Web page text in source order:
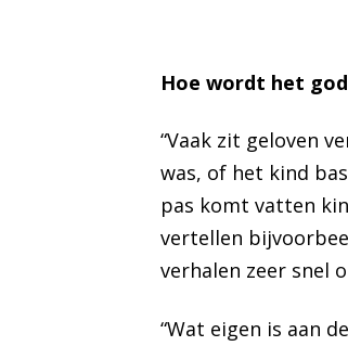
Hoe wordt het
“Vaak zit geloven
was, of het kind
pas komt vatten
vertellen
verhalen zeer snel
“Wat eigen is aan